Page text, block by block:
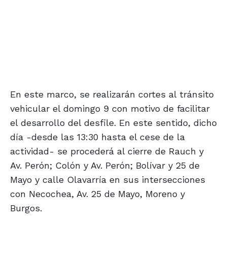
En este marco, se realizarán cortes al tránsito
vehicular el domingo 9 con motivo de facilitar
el desarrollo del desfile. En este sentido, dicho
día -desde las 13:30 hasta el cese de la
actividad- se procederá al cierre de Rauch y
Av. Perón; Colón y Av. Perón; Bolívar y 25 de
Mayo y calle Olavarría en sus intersecciones
con Necochea, Av. 25 de Mayo, Moreno y
Burgos.